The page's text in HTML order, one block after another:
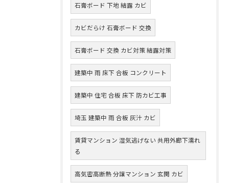
石膏ボード 下地 結露 カビ
カビだらけ 石膏ボード 交換
石膏ボード 交換 カビ対策 結露対策
建築中 雨 床下 合板 コンクリート
建築中 住宅 合板 床下 防カビ工事
埼玉 建築中 雨 合板 灰汁 カビ
賃貸マンション 湿気逃げない 共用外廊下濡れ
る
高気密高断熱 分譲マンション 玄関 カビ